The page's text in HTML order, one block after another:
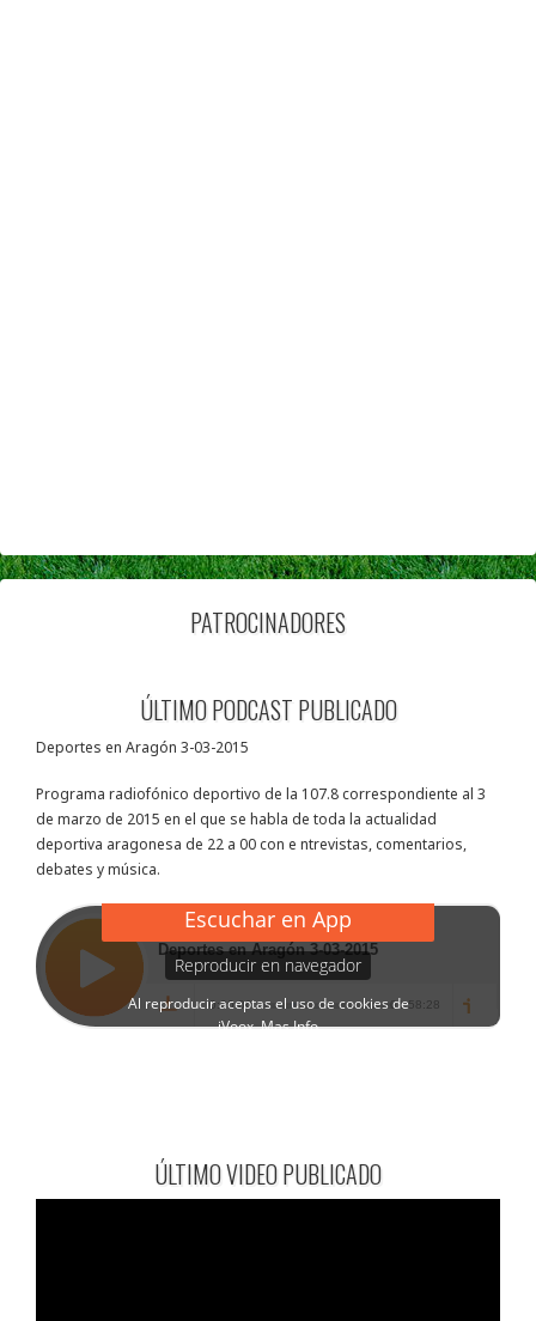
PATROCINADORES
ÚLTIMO PODCAST PUBLICADO
Deportes en Aragón 3-03-2015
Programa radiofónico deportivo de la 107.8 correspondiente al 3
de marzo de 2015 en el que se habla de toda la actualidad
deportiva aragonesa de 22 a 00 con e ntrevistas, comentarios,
debates y música.
ÚLTIMO VIDEO PUBLICADO